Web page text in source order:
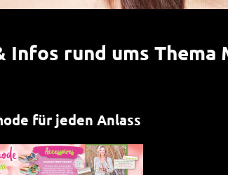
Infos rund ums Thema
für jeden Anlass